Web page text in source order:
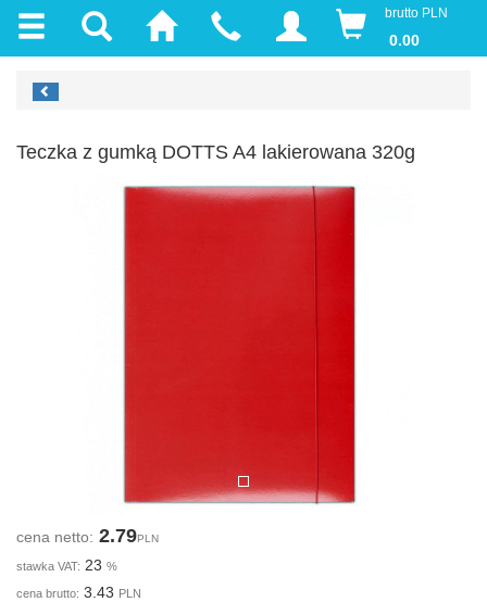
brutto PLN
0.00
Teczka z gumką DOTTS A4 lakierowana 320g
cena netto: 2.79PLN
stawka VAT: 23 %
cena brutto: 3.43 PLN